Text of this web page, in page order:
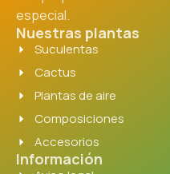
especial.
Nuestras plantas
Suculentas
Cactus
Plantas de aire
Composiciones
Accesorios
Información